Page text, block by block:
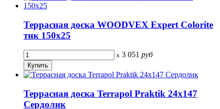
Террасная доска WOODVEX Expert Colorite
тик 150х25
x 3 051 руб
Террасная доска Terrapol Praktik 24х147
Сердолик